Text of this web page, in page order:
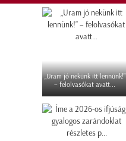
„Uram jó nekünk itt lennünk!”
– felolvasókat avatt...